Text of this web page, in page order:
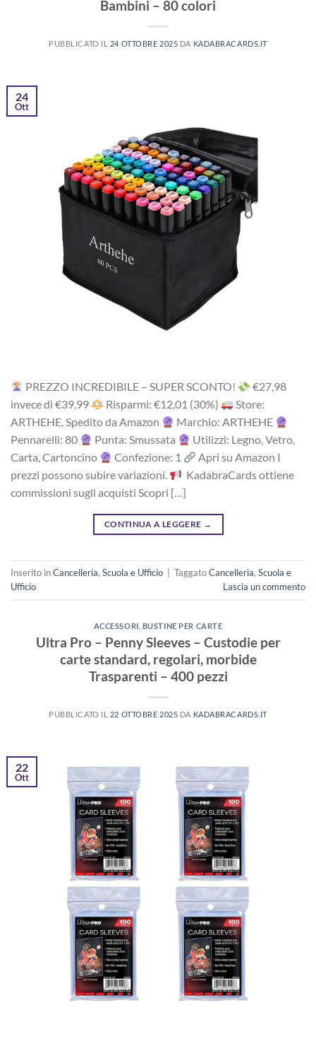
Bambini – 80 colori
PUBBLICATO IL 24 OTTOBRE 2025 DA KADABRACARDS.IT
24
Ott
PREZZO INCREDIBILE – SUPER SCONTO!
‎€27,98
i‎nv‎ec‎e ‎di‎ €39,99
R‎is‎pa‎rm‎i: €12,01 (30%)
Store:
ARTHEHE, Spedito da Amazon
Marchio: ARTHEHE
Pennarelli: 80
Punta: Smussata
Utilizzi: Legno, Vetro,
Carta, Cartoncino
Confezione: 1
Apri su Amazon I
prezzi possono subire variazioni.
KadabraCards ottiene
commissioni sugli acquisti Scopri […]
CONTINUA A LEGGERE →
Inserito inCancelleria, Scuola e Ufficio TaggatoCancelleria, Scuola e
Ufficio
Lascia un commento
ACCESSORI BUSTINE PER CARTE
Ultra Pro – Penny Sleeves – Custodie per
carte standard, regolari, morbide
Trasparenti – 400 pezzi
PUBBLICATO IL 22 OTTOBRE 2025 DA KADABRACARDS.IT
22
Ott